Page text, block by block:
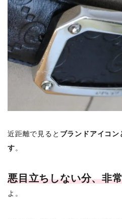
近距離で見ると ブランドアイコン
す。
悪目立ちしない分、非
よ。